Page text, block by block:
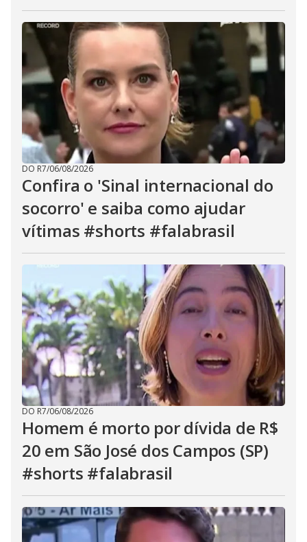
DO R7/06/08/2026
Confira o 'Sinal internacional do
socorro' e saiba como ajudar
vítimas #shorts #falabrasil
DO R7/06/08/2026
Homem é morto por dívida de R$
20 em São José dos Campos (SP)
#shorts #falabrasil